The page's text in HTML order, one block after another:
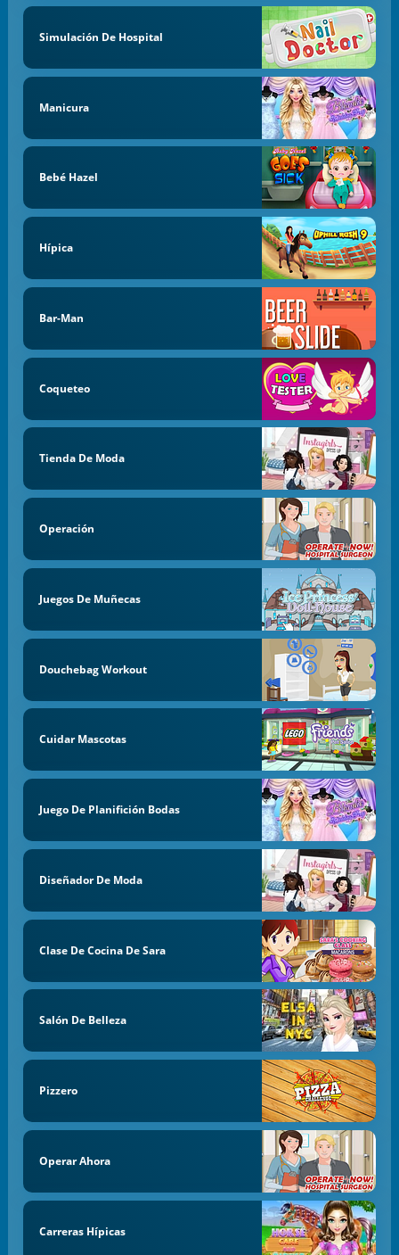
Simulación De Hospital
Manicura
Bebé Hazel
Hípica
Bar-Man
Coqueteo
Tienda De Moda
Operación
Juegos De Muñecas
Douchebag Workout
Cuidar Mascotas
Juego De Planifición Bodas
Diseñador De Moda
Clase De Cocina De Sara
Salón De Belleza
Pizzero
Operar Ahora
Carreras Hípicas